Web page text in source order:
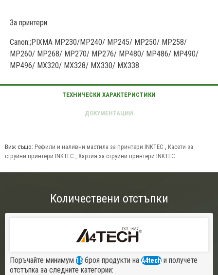
За принтери:
Canon:;PIXMA MP230/MP240/ MP245/ MP250/ MP258/
MP260/ MP268/ MP270/ MP276/ MP480/ MP486/ MP490/
MP496/ MX320/ MX328/ MX330/ MX338
Виж също: Рефили и наливни мастила за принтери INKTEC
Касети за
струйни принтери INKTEC
Хартия за струйни принтери INKTEC
Количествени отстъпки
Поръчайте минимум 15 броя продукти на A4tech и получете
отстъпка за следните категории: